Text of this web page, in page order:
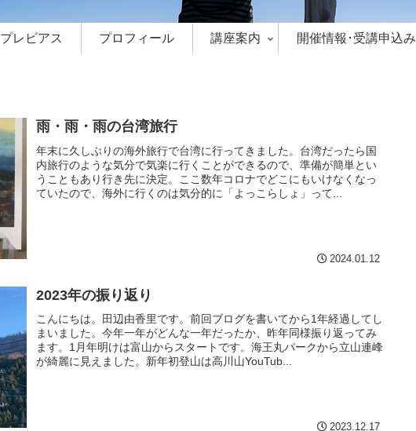
プレビアス プロフィール 講座案内 開催情報･受講申込み
雨・雨・雨の台湾旅行
年末に久しぶりの海外旅行で台湾に行ってきました。台湾だったら国
内旅行のような気分で気楽に行くことができるので、準備が簡単とい
うこともあり行き先に決定。ここ数年コロナでどこにもいけなくなっ
ていたので、海外に行くのは気分的に「よっこらしょ」って...
2024.01.12
2023年の振り返り
こんにちは。田辺由香里です。前回ブログを書いてから1年経過してし
まいました。今年一年がどんな一年だったか、昨年同様振り返ってみ
ます。1月年明けは富山からスタートです。海王丸パークから立山連峰
が綺麗に見えました。新年初登山は高川山YouTub...
2023.12.17